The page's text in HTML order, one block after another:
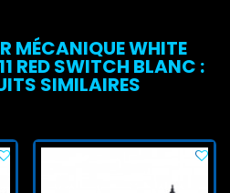
MÉCANIQUE WHITE
RED SWITCH BLANC :
SIMILAIRES